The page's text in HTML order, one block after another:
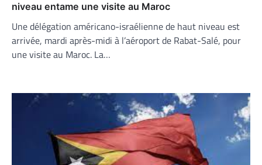
niveau entame une visite au Maroc
Une délégation américano-israélienne de haut niveau est
arrivée, mardi après-midi à l’aéroport de Rabat-Salé, pour
une visite au Maroc. La…